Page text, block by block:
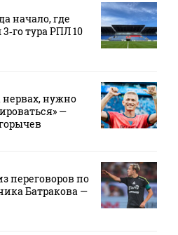
начало, где
тура РПЛ 10
нужно
—
переговоров по
Батракова —